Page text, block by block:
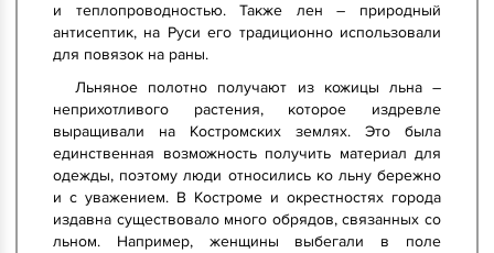
и теплопроводностью. Также лен – природный
антисептик, на Руси его традиционно использовали
для повязок на раны.
Льняное полотно получают из кожицы льна –
неприхотливого растения, которое издревле
выращивали на Костромских землях. Это была
единственная возможность получить материал для
одежды, поэтому люди относились ко льну бережно
и с уважением. В Костроме и окрестностях города
издавна существовало много обрядов, связанных со
льном. Например, женщины выбегали в поле